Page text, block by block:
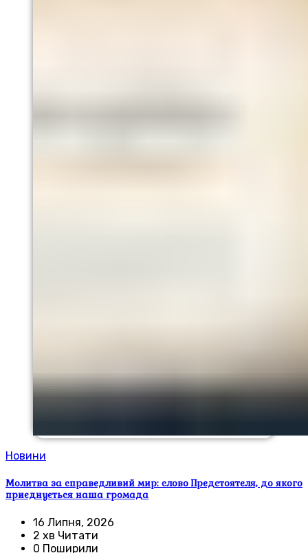
Новини
Молитва за справедливий мир: слово Предстоятеля, до якого
приєднується наша громада
16 Липня, 2026
2 хв Читати
0 Поширили